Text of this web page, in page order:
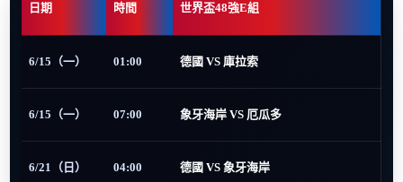
日期 時間 世界盃48強E組
6/15（一） 01:00 德國 VS 庫拉索
6/15（一） 07:00 象牙海岸 VS 厄瓜多
6/21（日） 04:00 德國 VS 象牙海岸